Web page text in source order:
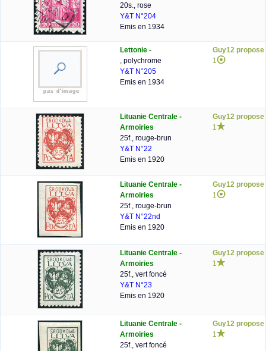
20s., rose
Y&T N°204
Emis en 1934
Lettonie -
, polychrome
Y&T N°205
Emis en 1934
Guy12 propose
1
Lituanie Centrale -
Armoiries
25f., rouge-brun
Y&T N°22
Emis en 1920
Guy12 propose
1
Lituanie Centrale -
Armoiries
25f., rouge-brun
Y&T N°22nd
Emis en 1920
Guy12 propose
1
Lituanie Centrale -
Armoiries
25f., vert foncé
Y&T N°23
Emis en 1920
Guy12 propose
1
Lituanie Centrale -
Armoiries
25f., vert foncé
Guy12 propose
1